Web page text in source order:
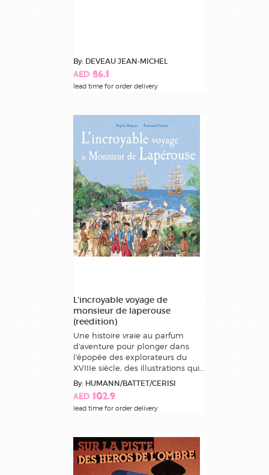
By: DEVEAU JEAN-MICHEL
AED 86.1
lead time for order delivery
L'incroyable voyage de
monsieur de laperouse
(reedition)
Une histoire vraie au parfum
d'aventure pour plonger dans
l'épopée des explorateurs du
XVIIIe siècle, des illustrations qui...
By: HUMANN/BATTET/CERISI
AED 102.9
lead time for order delivery